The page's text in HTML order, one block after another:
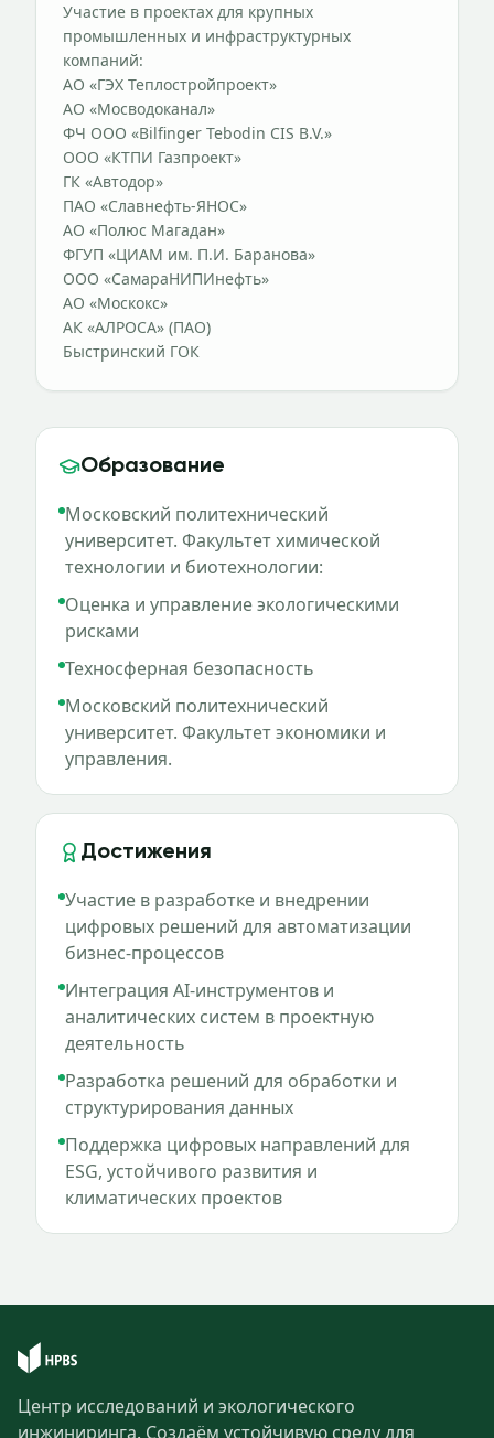
Участие в проектах для крупных
промышленных и инфраструктурных
компаний:
АО «ГЭХ Теплостройпроект»
АО «Мосводоканал»
ФЧ ООО «Bilfinger Tebodin CIS B.V.»
ООО «КТПИ Газпроект»
ГК «Автодор»
ПАО «Славнефть-ЯНОС»
АО «Полюс Магадан»
ФГУП «ЦИАМ им. П.И. Баранова»
ООО «СамараНИПИнефть»
АО «Москокс»
АК «АЛРОСА» (ПАО)
Быстринский ГОК
Образование
Московский политехнический
университет. Факультет химической
технологии и биотехнологии:
Оценка и управление экологическими
рисками
Техносферная безопасность
Московский политехнический
университет. Факультет экономики и
управления.
Достижения
Участие в разработке и внедрении
цифровых решений для автоматизации
бизнес-процессов
Интеграция AI-инструментов и
аналитических систем в проектную
деятельность
Разработка решений для обработки и
структурирования данных
Поддержка цифровых направлений для
ESG, устойчивого развития и
климатических проектов
Центр исследований и экологического
инжиниринга. Создаём устойчивую среду для